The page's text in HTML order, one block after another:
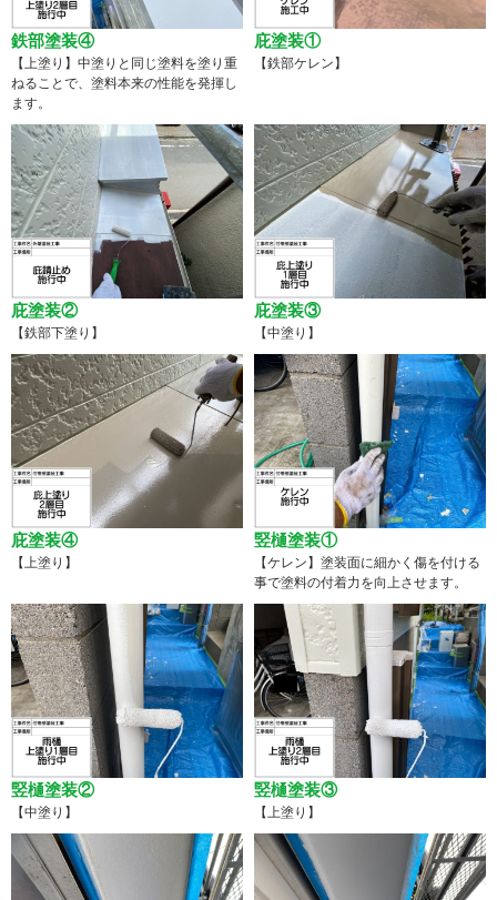
鉄部塗装④
【上塗り】中塗りと同じ塗料を塗り重
ねることで、塗料本来の性能を発揮し
ます。
庇塗装①
【鉄部ケレン】
庇塗装②
【鉄部下塗り】
庇塗装③
【中塗り】
庇塗装④
【上塗り】
竪樋塗装①
【ケレン】塗装面に細かく傷を付ける
事で塗料の付着力を向上させます。
竪樋塗装②
【中塗り】
竪樋塗装③
【上塗り】